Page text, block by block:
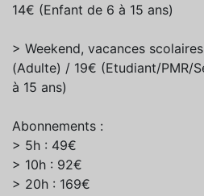
14€ (Enfant de 6 à 15 ans)
> Weekend, vacances
(Adulte) / 19€ (Etudiant/PMR/
à 15 ans)
Abonnements :
> 5h : 49€
> 10h : 92€
> 20h : 169€